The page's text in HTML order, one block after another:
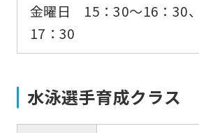
金曜日 15：30〜16：30
17：30
水泳選手育成クラス